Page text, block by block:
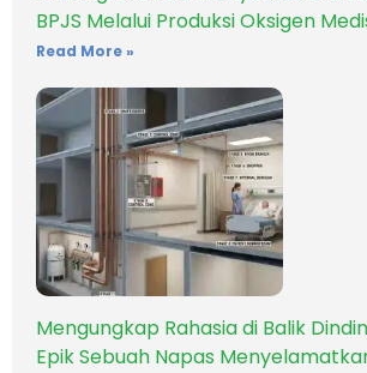
BPJS Melalui Produksi Oksigen
Read More »
Mengungkap Rahasia di Balik
Epik Sebuah Napas